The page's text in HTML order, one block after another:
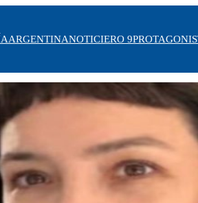
ARGENTINANOTICIERO 9